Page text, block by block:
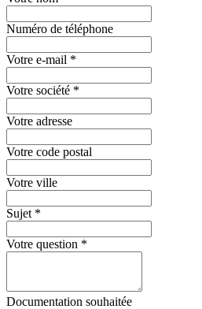
Numéro de téléphone
Votre e-mail *
Votre société *
Votre adresse
Votre code postal
Votre ville
Sujet *
Votre question *
Documentation souhaitée